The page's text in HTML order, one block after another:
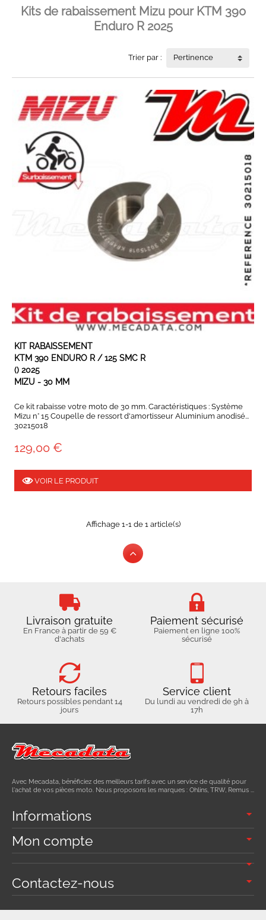
Kits de rabaissement Mizu pour KTM 390
Enduro R 2025
Trier par : Pertinence
KIT RABAISSEMENT
KTM 390 ENDURO R / 125 SMC R
() 2025
MIZU - 30 MM
Ce kit rabaisse votre moto de 30 mm. Caractéristiques : Système
Mizu n° 15 Coupelle de ressort d'amortisseur Aluminium anodisé...
30215018
129,00 €
VOIR LE PRODUIT
Affichage 1-1 de 1 article(s)
Livraison gratuite
En France à partir de 59 €
d'achats
Paiement sécurisé
Paiement en ligne 100%
sécurisé
Retours faciles
Retours possibles pendant 14
jours
Service client
Du lundi au vendredi de 9h à
17h
Avec Mecadata, bénéficiez des meilleurs tarifs avec un service de qualité pour
l'achat de vos pièces moto. Nous proposons les marques : Ohlins, TRW, Remus ...
Informations
Mon compte
Contactez-nous